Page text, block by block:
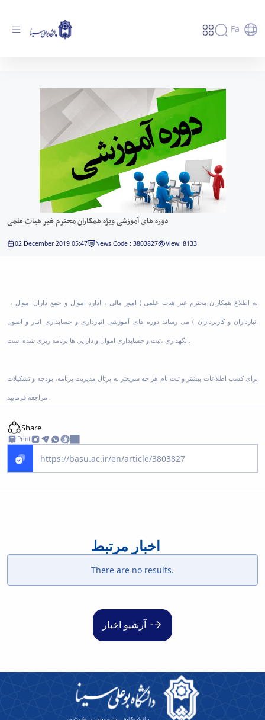
Fa
هیات علمی - دانشگاه بوعلی سینا همدان
دوره های آموزشی ویژه همکاران محترم غیر هیات علمی
02 December 2019 05:47 News Code : 3803827 View: 8133
انبارداران و کارپردازان ) می رساند دوره های آموزشی انبارداری و حسابداری انبار و اصول
نگهداری ،ثبت و حسابداری اموال و دارایی ها برنامه ریزی شده است .
برای کسب اطلاعات بیشتر و ثبت نام هر چه سریعتر به پرتال مدیریت برنامه، بودجه و تشکیلات
مراجعه فرمایید .
Share
Print
اخبار مرتبط
There are no results.
آرشیو اخبار